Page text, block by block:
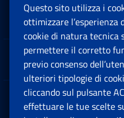
Sedi e Contatti
Software
Note Legali
Questo sito utilizza i
ottimizzare l’esperienza
cookie di natura tecnica
permettere il corretto
previo consenso
ulteriori tipologie di
cliccando sul pulsante
effettuare le tue scelte